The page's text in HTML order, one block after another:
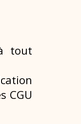
tout
CGU